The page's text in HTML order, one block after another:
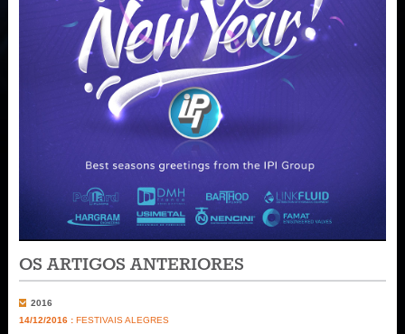
OS ARTIGOS ANTERIORES
2016
14/12/2016 :FESTIVAIS ALEGRES